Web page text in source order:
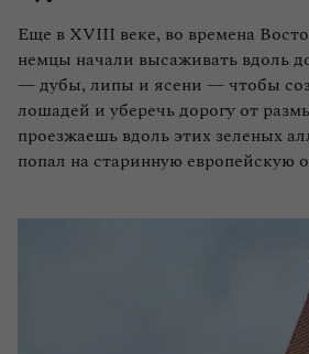
Еще в XVIII веке, во времена
немцы начали высаживать вдоль
— дубы, липы и ясени — чтобы
лошадей и уберечь дорогу от
проезжаешь вдоль этих зеленых
попал на старинную европейскую